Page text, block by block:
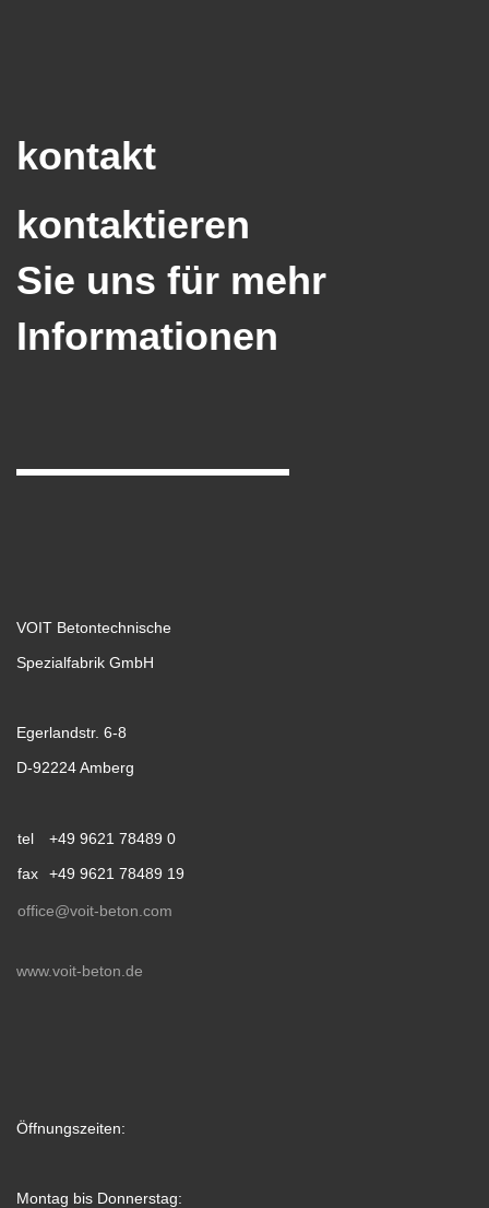
kontakt
kontaktieren
Sie uns für mehr
Informationen
VOIT Betontechnische
Spezialfabrik GmbH
Egerlandstr. 6-8
D-92224 Amberg
tel
fax
+49 9621 78489 0
+49 9621 78489 19
office@voit-beton.com
www.voit-beton.de
Öffnungszeiten:
Montag bis Donnerstag: